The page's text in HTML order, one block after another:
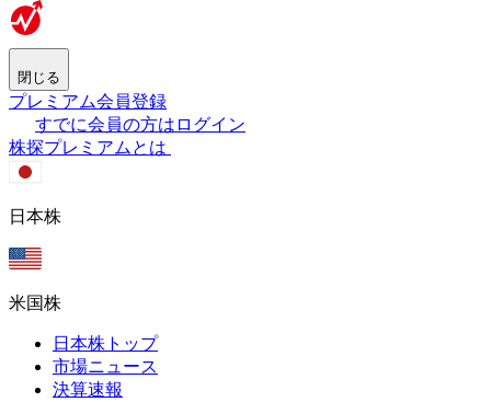
閉じる
プレミアム会員登録
すでに会員の方はログイン
株探プレミアムとは
日本株
米国株
日本株トップ
市場ニュース
決算速報